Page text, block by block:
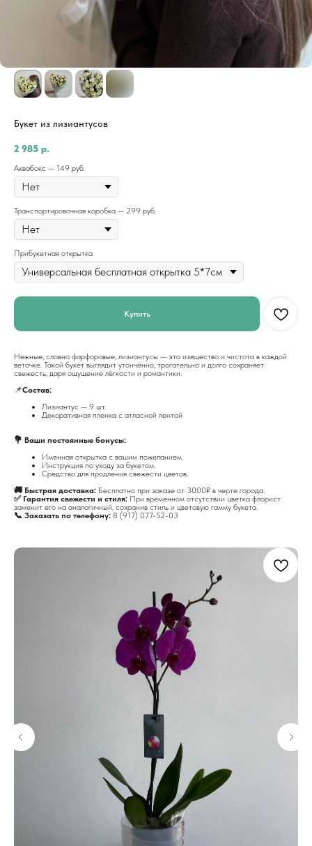
Букет из лизиантусов
2 985 р.
Аквабокс — 149 руб.
Транспортировочная коробка — 299 руб.
Прибукетная открытка
Купить
Нежные, словно фарфоровые, лизиантусы — это изящество и чистота в каждой
веточке. Такой букет выглядит утончённо, трогательно и долго сохраняет
свежесть, даря ощущение лёгкости и романтики.
📌Состав:
Лизиантус — 9 шт.
Декоративная пленка с атласной лентой
💐 Ваши постоянные бонусы:
Именная открытка с вашим пожеланием.
Инструкция по уходу за букетом.
Средство для продления свежести цветов.
🚚 Быстрая доставка: Бесплатно при заказе от 3000₽ в черте города.
✅ Гарантия свежести и стиля: При временном отсутствии цветка флорист
заменит его на аналогичный, сохранив стиль и цветовую гамму букета.
📞 Заказать по телефону: 8 (917) 077-52-03